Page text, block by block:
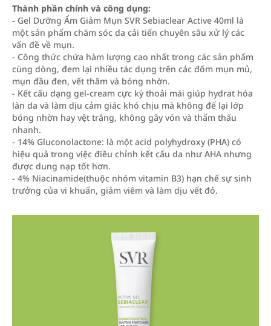
Thành phần chính và công dụng:
- Gel Dưỡng Ẩm Giảm Mụn SVR Sebiaclear Active 40ml là
một sản phẩm chăm sóc da cải tiến chuyên sâu xử lý các
vấn đề về mụn.
- Công thức chứa hàm lượng cao nhất trong các sản phẩm
cùng dòng, đem lại nhiều tác dụng trên các đốm mụn mủ,
mụn đầu đen, vết thâm và bóng nhờn.
- Kết cấu dạng gel-cream cực kỳ thoải mái giúp hydrat hóa
làn da và làm dịu cảm giác khó chịu mà không để lại lớp
bóng nhờn hay vệt trắng, không gây vón và thẩm thấu
nhanh.
- 14% Gluconolactone: là một acid polyhydroxy (PHA) có
hiệu quả trong việc điều chỉnh kết cấu da như AHA nhưng
được dung nạp tốt hơn.
- 4% Niacinamide(thuộc nhóm vitamin B3) hạn chế sự sinh
trưởng của vi khuẩn, giảm viêm và làm dịu vết đỏ.